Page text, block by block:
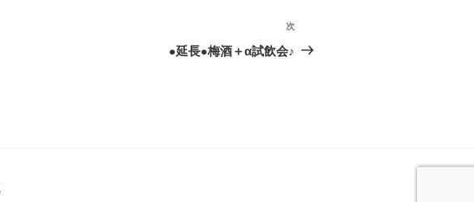
次
の
次
●延長●梅酒＋α試飲会♪